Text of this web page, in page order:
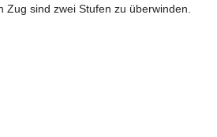
sind zwei Stufen zu überwinden.